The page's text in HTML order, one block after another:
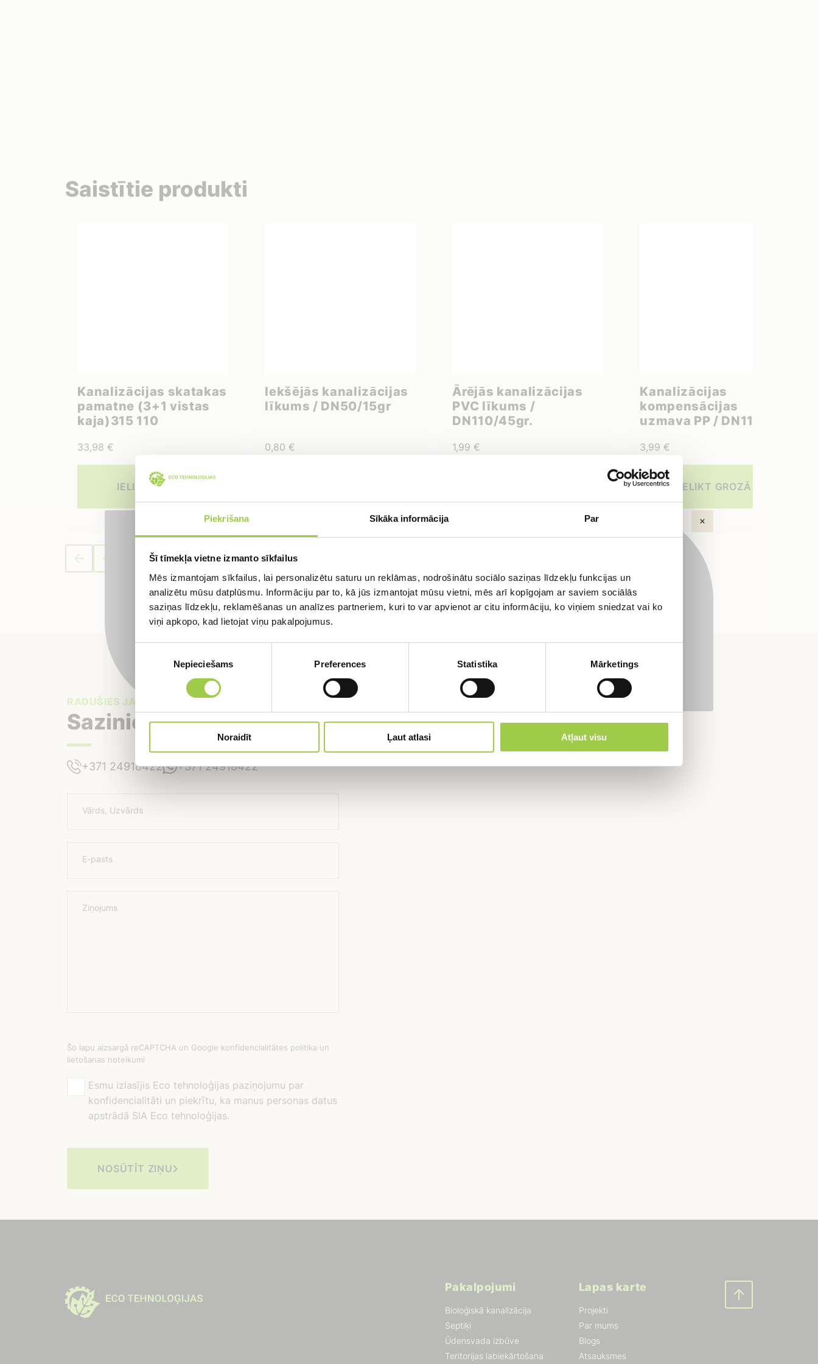
Piekrišana Sīkāka informācija Par
Šī tīmekļa vietne izmanto sīkfailus
Mēs izmantojam sīkfailus, lai personalizētu saturu un reklāmas, nodrošinātu sociālo saziņas līdzekļu funkcijas un
analizētu mūsu datplūsmu. Informāciju par to, kā jūs izmantojat mūsu vietni, mēs arī kopīgojam ar saviem sociālās
saziņas līdzekļu, reklamēšanas un analīzes partneriem, kuri to var apvienot ar citu informāciju, ko viņiem sniedzat vai ko
viņi apkopo, kad lietojat viņu pakalpojumus.
Nepieciešams Preferences Statistika Mārketings
Noraidīt Ļaut atlasi Atļaut visu
Saistītie produkti
Kanalizācijas skatakas
pamatne (3+1 vistas
kaja)315 110
33,98€
IELIKT GROZĀ
Iekšējās kanalizācijas
līkums / DN50/15gr
0,80€
Ārējās kanalizācijas
PVC līkums /
DN110/45gr.
1,99€
Kanalizācijas
kompensācijas
uzmava PP / DN110
3,99€
IELIKT GROZĀ
RADUŠIES JAUTĀJUMI?
Sazinies ar mums
+371 24918422 +371 24918422
Vārds, Uzvārds
E-pasts
Ziņojums
Šo lapu aizsargā reCAPTCHA un Google konfidencialitātes politika un
lietošanas noteikumi
Esmu izlasījis Eco tehnoloģijas paziņojumu par
konfidencialitāti un piekrītu, ka manus personas datus
apstrādā SIA Eco tehnoloģijas.
NOSŪTĪT ZIŅU
Pakalpojumi
Bioloģiskā kanalizācija
Septiķi
Ūdensvada izbūve
Teritorijas labiekārtošana
Lapas karte
Projekti
Par mums
Blogs
Atsauksmes
Pierakstieties uz bezmaksas konsultāciju!
Aizpildi formu un mēs sazināsimies ar Jums,
lai detalizēti apspriestu Jūsu pieprasījumu